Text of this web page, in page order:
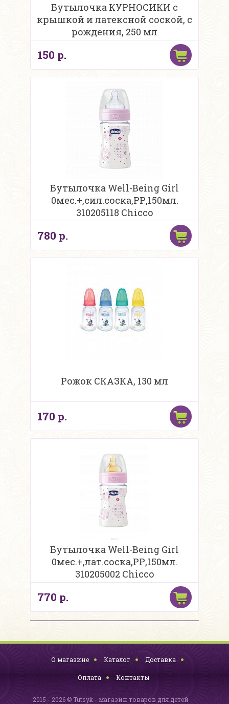
Бутылочка КУРНОСИКИ с
крышкой и латексной соской, с
рождения, 250 мл
150 р.
Бутылочка Well-Being Girl
0мес.+,сил.соска,РР,150мл.
310205118 Chicco
780 р.
Рожок СКАЗКА, 130 мл
170 р.
Бутылочка Well-Being Girl
0мес.+,лат.соска,РР,150мл.
310205002 Chicco
770 р.
О магазине Каталог Доставка
Оплата Контакты
2015 - 2026 © Tutsyk - магазин товаров для детей